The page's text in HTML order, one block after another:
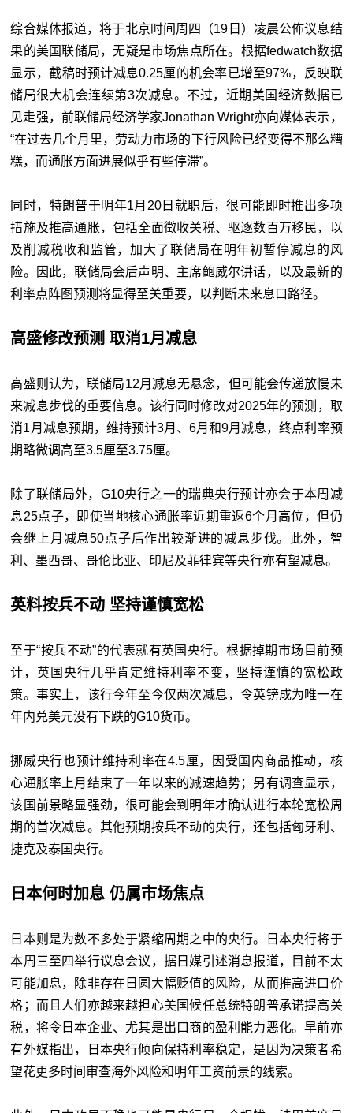
综合媒体报道，将于北京时间周四（19日）凌晨公佈议息结
果的美国联储局，无疑是市场焦点所在。根据fedwatch数据
显示，截稿时预计减息0.25厘的机会率已增至97%，反映联
储局很大机会连续第3次减息。不过，近期美国经济数据已
见走强，前联储局经济学家Jonathan Wright亦向媒体表示，
“在过去几个月里，劳动力市场的下行风险已经变得不那么糟
糕，而通胀方面进展似乎有些停滞”。
同时，特朗普于明年1月20日就职后，很可能即时推出多项
措施及推高通胀，包括全面徵收关税、驱逐数百万移民，以
及削减税收和监管，加大了联储局在明年初暂停减息的风
险。因此，联储局会后声明、主席鲍威尔讲话，以及最新的
利率点阵图预测将显得至关重要，以判断未来息口路径。
高盛修改预测 取消1月减息
高盛则认为，联储局12月减息无悬念，但可能会传递放慢未
来减息步伐的重要信息。该行同时修改对2025年的预测，取
消1月减息预期，维持预计3月、6月和9月减息，终点利率预
期略微调高至3.5厘至3.75厘。
除了联储局外，G10央行之一的瑞典央行预计亦会于本周减
息25点子，即使当地核心通胀率近期重返6个月高位，但仍
会继上月减息50点子后作出较渐进的减息步伐。此外，智
利、墨西哥、哥伦比亚、印尼及菲律宾等央行亦有望减息。
英料按兵不动 坚持谨慎宽松
至于“按兵不动”的代表就有英国央行。根据掉期市场目前预
计，英国央行几乎肯定维持利率不变，坚持谨慎的宽松政
策。事实上，该行今年至今仅两次减息，令英镑成为唯一在
年内兑美元没有下跌的G10货币。
挪威央行也预计维持利率在4.5厘，因受国内商品推动，核
心通胀率上月结束了一年以来的减速趋势；另有调查显示，
该国前景略显强劲，很可能会到明年才确认进行本轮宽松周
期的首次减息。其他预期按兵不动的央行，还包括匈牙利、
捷克及泰国央行。
日本何时加息 仍属市场焦点
日本则是为数不多处于紧缩周期之中的央行。日本央行将于
本周三至四举行议息会议，据日媒引述消息报道，目前不太
可能加息，除非存在日圆大幅贬值的风险，从而推高进口价
格；而且人们亦越来越担心美国候任总统特朗普承诺提高关
税，将令日本企业、尤其是出口商的盈利能力恶化。早前亦
有外媒指出，日本央行倾向保持利率稳定，是因为决策者希
望花更多时间审查海外风险和明年工资前景的线索。